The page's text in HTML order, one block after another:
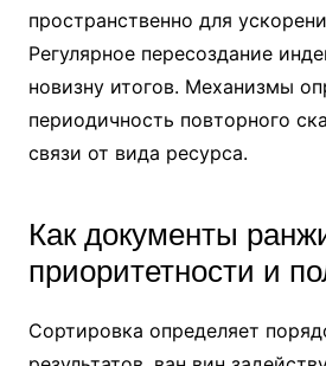
пространственно для
Регулярное пересоздание
новизну итогов. Механизмы
периодичность повторного
связи от вида ресурса.
Как документы
приоритетности и
Сортировка определяет